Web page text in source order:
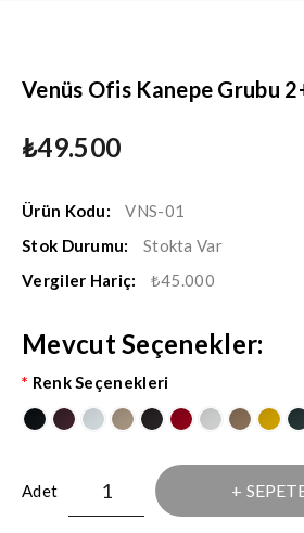
Venüs Ofis Kanepe Grubu
₺49.500
Ürün Kodu:
VNS-01
Stok Durumu:
Stokta Var
Vergiler Hariç:
₺45.000
Mevcut Seçenekler:
Renk Seçenekleri
Adet